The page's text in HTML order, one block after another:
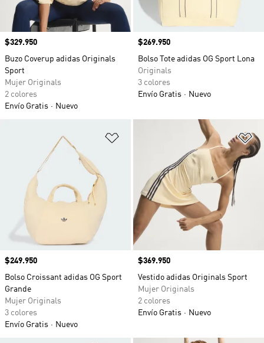
Precio
$329.950
Buzo Coverup adidas Originals
Sport
Mujer Originals
2 colores
Envío Gratis
Nuevo
Precio
$269.950
Bolso Tote adidas OG Sport Lona
Originals
3 colores
Envío Gratis
Nuevo
Añadir a la lista de deseos
Precio
$249.950
Bolso Croissant adidas OG Sport
Grande
Mujer Originals
3 colores
Envío Gratis
Nuevo
Precio
$369.950
Vestido adidas Originals Sport
Mujer Originals
2 colores
Envío Gratis
Nuevo